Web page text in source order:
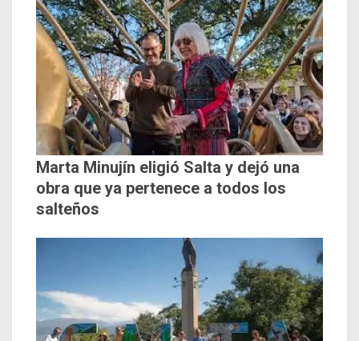
Marta Minujín eligió Salta y dejó una
obra que ya pertenece a todos los
salteños